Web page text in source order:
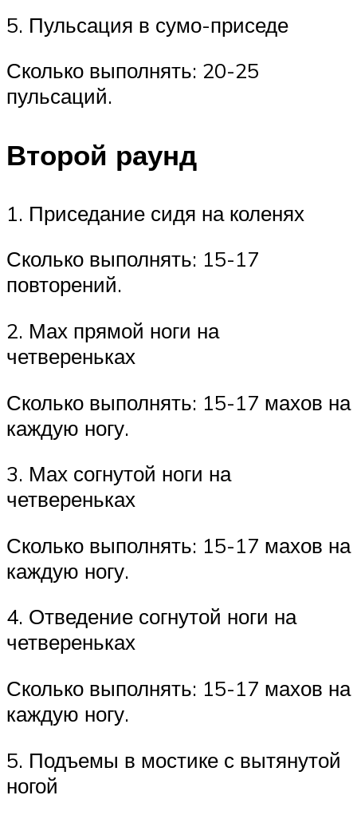
5. Пульсация в сумо-приседе
Сколько выполнять: 20-25
пульсаций.
Второй раунд
1. Приседание сидя на коленях
Сколько выполнять: 15-17
повторений.
2. Мах прямой ноги на
четвереньках
Сколько выполнять: 15-17 махов на
каждую ногу.
3. Мах согнутой ноги на
четвереньках
Сколько выполнять: 15-17 махов на
каждую ногу.
4. Отведение согнутой ноги на
четвереньках
Сколько выполнять: 15-17 махов на
каждую ногу.
5. Подъемы в мостике с вытянутой
ногой